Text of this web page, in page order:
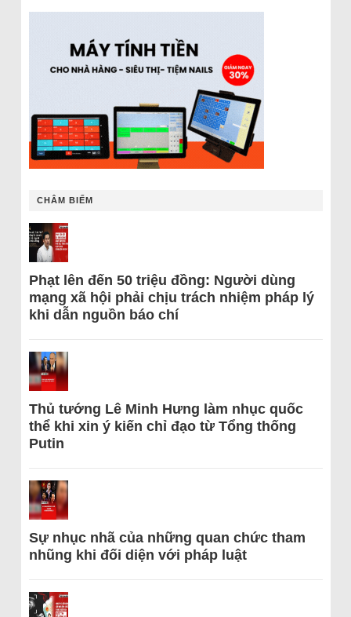
CHÂM BIẾM
Phạt lên đến 50 triệu đồng: Người dùng
mạng xã hội phải chịu trách nhiệm pháp lý
khi dẫn nguồn báo chí
Thủ tướng Lê Minh Hưng làm nhục quốc
thể khi xin ý kiến chỉ đạo từ Tổng thống
Putin
Sự nhục nhã của những quan chức tham
nhũng khi đối diện với pháp luật